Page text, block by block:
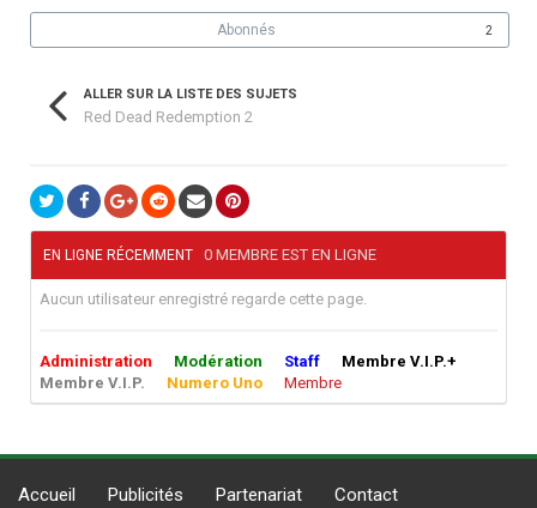
Abonnés 2
ALLER SUR LA LISTE DES SUJETS
Red Dead Redemption 2
EN LIGNE RÉCEMMENT 0 MEMBRE EST EN LIGNE
Aucun utilisateur enregistré regarde cette page.
Administration Modération Staff
Membre V.I.P.+
Membre V.I.P.
Numero Uno Membre
Accueil Publicités Partenariat Contact